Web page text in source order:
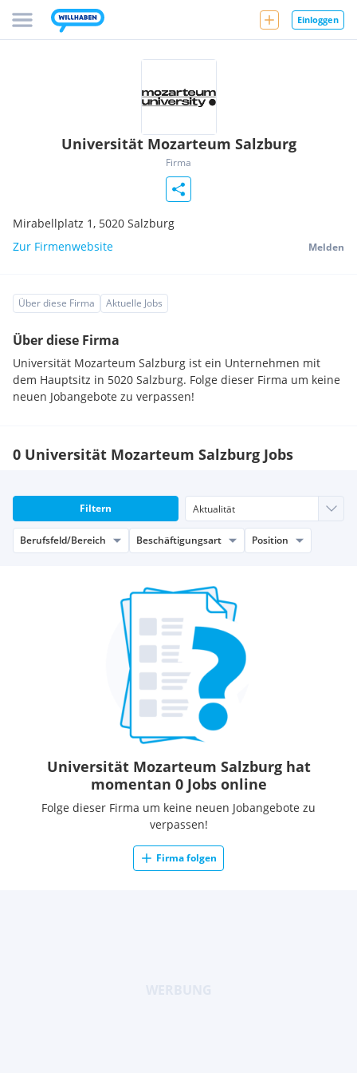
Einloggen
Universität Mozarteum Salzburg
Firma
Mirabellplatz 1, 5020 Salzburg
Zur Firmenwebsite
Melden
Über diese Firma Aktuelle Jobs
Über diese Firma
Universität Mozarteum Salzburg ist ein Unternehmen mit
dem Hauptsitz in 5020 Salzburg. Folge dieser Firma um keine
neuen Jobangebote zu verpassen!
0 Universität Mozarteum Salzburg Jobs
Filtern
Berufsfeld/Bereich Beschäftigungsart Position
Universität Mozarteum Salzburg hat
momentan 0 Jobs online
Folge dieser Firma um keine neuen Jobangebote zu
verpassen!
Firma folgen